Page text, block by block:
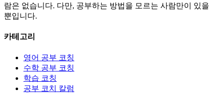
람은 없습니다. 다만, 공부하는 방법을 모르는 사람만이 있을
뿐입니다.
카테고리
영어 공부 코칭
수학 공부 코칭
학습 코칭
공부 코치 칼럼